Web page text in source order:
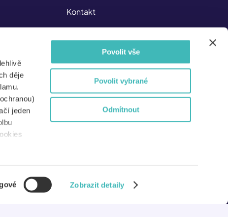
děje
jeden
Zobrazit detaily
Povolit vše
Povolit vybrané
Odmítnout
Kontakt
Dokumenty
Pro partnery